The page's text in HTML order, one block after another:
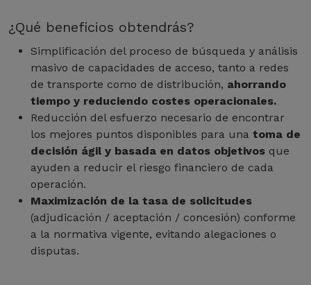
¿Qué beneficios obtendrás?
Simplificación del proceso de búsqueda y análisis
masivo de capacidades de acceso, tanto a redes
de transporte como de distribución, ahorrando
tiempo y reduciendo costes operacionales.
Reducción del esfuerzo necesario de encontrar
los mejores puntos disponibles para una toma de
decisión ágil y basada en datos objetivos que
ayuden a reducir el riesgo financiero de cada
operación.
Maximización de la tasa de solicitudes
(adjudicación / aceptación / concesión) conforme
a la normativa vigente, evitando alegaciones o
disputas.